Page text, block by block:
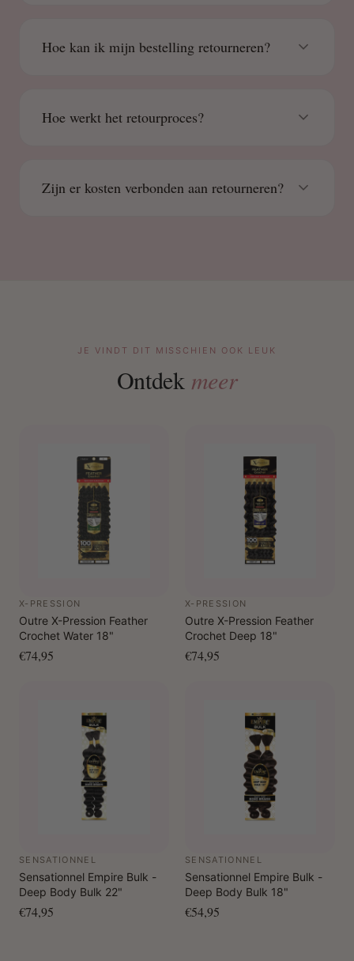
Hoe kan ik mijn bestelling retourneren?
Hoe werkt het retourproces?
Zijn er kosten verbonden aan retourneren?
JE VINDT DIT MISSCHIEN OOK LEUK
Ontdek meer
X-PRESSION
Outre X-Pression Feather
Crochet Water 18"
€74,95
X-PRESSION
Outre X-Pression Feather
Crochet Deep 18"
€74,95
SENSATIONNEL
Sensationnel Empire Bulk -
Deep Body Bulk 22"
€74,95
SENSATIONNEL
Sensationnel Empire Bulk -
Deep Body Bulk 18"
€54,95